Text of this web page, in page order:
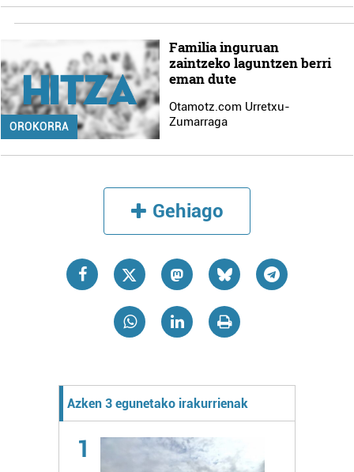
OROKORRA
Familia inguruan
zaintzeko laguntzen berri
eman dute
Otamotz.com Urretxu-
Zumarraga
Gehiago
Azken 3 egunetako irakurrienak
1